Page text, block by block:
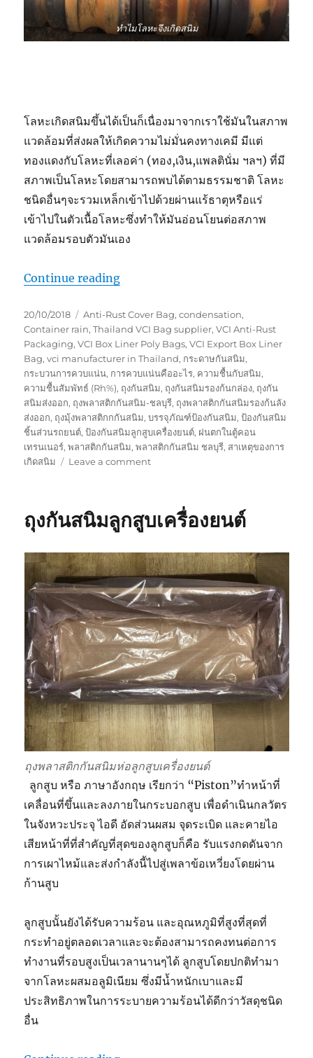
ทำไมโลหะจึงเกิดสนิม
โลหะเกิดสนิมขึ้นได้เป็นก็เนื่องมาจากเราใช้มันในสภาพ
แวดล้อมที่ส่งผลให้เกิดความไม่มั่นคงทางเคมี มีแต่
ทองแดงกับโลหะที่เลอค่า (ทอง,เงิน,แพลตินั่ม ฯลฯ) ที่มี
สภาพเป็นโลหะโดยสามารถพบได้ตามธรรมชาติ โลหะ
ชนิดอื่นๆจะรวมเหล็กเข้าไปด้วยผ่านแร้ธาตุหรือแร่
เข้าไปในตัวเนื้อโลหะซึ่งทำให้มันอ่อนโยนต่อสภาพ
แวดล้อมรอบตัวมันเอง
Continue reading“ทำไมโลหะจึงเกิดสนิม”
Posted
on
20/10/2018 Tags
Anti-Rust Cover Bag,condensation,
Container rain,Thailand VCI Bag supplier,VCI Anti-Rust
Packaging,VCI Box Liner Poly Bags,VCI Export Box Liner
Bag,vci manufacturer in Thailand, กระดาษกันสนิม,
กระบวนการควบแน่น, การควบแน่นคืออะไร, ความชื้นกับสนิม,
ความชื้นสัมพัทธ์ (Rh%), ถุงกันสนิม, ถุงกันสนิมรองก้นกล่อง, ถุงกัน
สนิมส่งออก, ถุงพลาสติกกันสนิม-ชลบุรี, ถุงพลาสติกกันสนิมรองก้นลัง
ส่งออก, ถุงมุ้งพลาสติกกกันสนิม,บรรจุภัณฑ์ป้องกันสนิม,ป้องกันสนิม
ชิ้นส่วนรถยนต์,ป้องกันสนิมลูกสูบเครื่องยนต์, ฝนตกในตู้คอน
เทรนเนอร์,พลาสติกกันสนิม,พลาสติกกันสนิม ชลบุรี, สาเหตุของการ
เกิดสนิม
Leave a commenton
เกิด
ถุงกันสนิมลูกสูบเครื่องยนต์
ถุงพลาสติกกันสนิมห่อลูกสูบเครื่องยนต์
ลูกสูบ หรือ ภาษาอังกฤษ เรียกว่า “Piston”ทำหน้าที่
เคลื่อนที่ขึ้นและลงภายในกระบอกสูบ เพื่อดำเนินกลวัตร
ในจังหวะประจุ ไอดี อัดส่วนผสม จุดระเบิด และคายไอ
เสียหน้าที่ที่สำคัญที่สุดของลูกสูบก็คือ รับแรงกดดันจาก
การเผาไหม้และส่งกำลังนี้ไปสู่เพลาข้อเหวี่ยงโดยผ่าน
ก้านสูบ
ลูกสูบนั้นยังได้รับความร้อน และอุณหภูมิที่สูงที่สุดที่
กระทำอยู่ตลอดเวลาและจะต้องสามารถคงทนต่อการ
ทำงานที่รอบสูงเป็นเวลานานๆได้ ลูกสูบโดยปกติทำมา
จากโลหะผสมอลูมิเนียม ซึ่งมีน้ำหนักเบาและมี
ประสิทธิภาพในการระบายความร้อนได้ดีกว่าวัสดุชนิด
อื่น